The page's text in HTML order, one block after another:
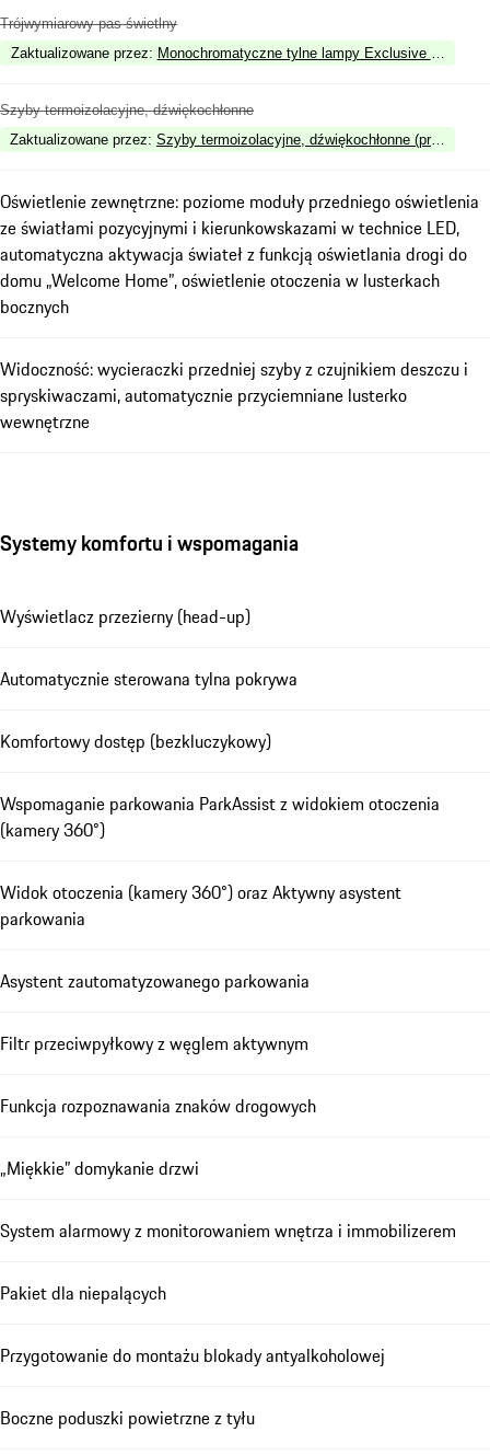
Trójwymiarowy pas świetlny
Zaktualizowane przez: Monochromatyczne tylne lampy Exclusive Design
Szyby termoizolacyjne, dźwiękochłonne
Zaktualizowane przez: Szyby termoizolacyjne, dźwiękochłonne
Oświetlenie zewnętrzne: poziome moduły przedniego oświetlenia
ze światłami pozycyjnymi i kierunkowskazami w technice LED,
automatyczna aktywacja świateł z funkcją oświetlania drogi do
domu „Welcome Home”, oświetlenie otoczenia w lusterkach
bocznych
Widoczność: wycieraczki przedniej szyby z czujnikiem deszczu i
spryskiwaczami, automatycznie przyciemniane lusterko
wewnętrzne
Systemy komfortu i wspomagania
Wyświetlacz przezierny (head-up)
Automatycznie sterowana tylna pokrywa
Komfortowy dostęp (bezkluczykowy)
Wspomaganie parkowania ParkAssist z widokiem otoczenia
(kamery 360°)
Widok otoczenia (kamery 360°) oraz Aktywny asystent
parkowania
Asystent zautomatyzowanego parkowania
Filtr przeciwpyłkowy z węglem aktywnym
Funkcja rozpoznawania znaków drogowych
„Miękkie” domykanie drzwi
System alarmowy z monitorowaniem wnętrza i immobilizerem
Pakiet dla niepalących
Przygotowanie do montażu blokady antyalkoholowej
Boczne poduszki powietrzne z tyłu